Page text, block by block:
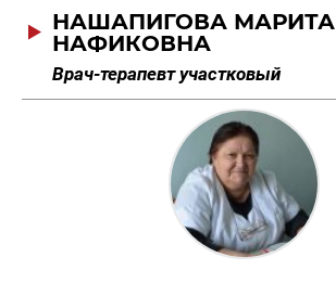
НАШАПИГОВА МАРИТА
НАФИКОВНА
Врач-терапевт участковый